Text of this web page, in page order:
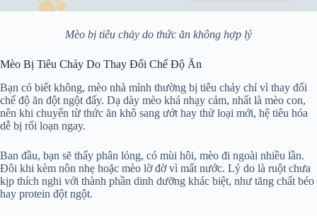
Mèo bị tiêu chảy do thức ăn không hợp lý
Mèo Bị Tiêu Chảy Do Thay Đổi Chế Độ Ăn
Bạn có biết không, mèo nhà mình thường bị tiêu chảy chỉ vì thay đổi
chế độ ăn đột ngột đấy. Dạ dày mèo khá nhạy cảm, nhất là mèo con,
nên khi chuyển từ thức ăn khô sang ướt hay thử loại mới, hệ tiêu hóa
dễ bị rối loạn ngay.
Ban đầu, bạn sẽ thấy phân lỏng, có mùi hôi, mèo đi ngoài nhiều lần.
Đôi khi kèm nôn nhẹ hoặc mèo lờ đờ vì mất nước. Lý do là ruột chưa
kịp thích nghi với thành phần dinh dưỡng khác biệt, như tăng chất béo
hay protein đột ngột.